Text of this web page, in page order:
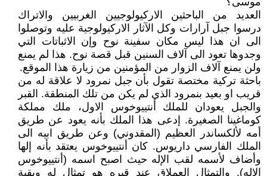
العديد من الباحثين الاركيولوجيين الغربيين والاتراك
درسوا جبل آرارات وكل الآثار الاركيولوجية عليه وتوصلوا
الى ان هذا ليس مكان سفينة نوح وإن الاثباتات التي
وجدوها تعود الى آلاف السنين قبل قصة نوح. هذا لم يمنع
ولن يمنع آلاف الزوار من المؤمنين من زيارة هذا الموقع.
باحثة تركية مختصة تقول بأن جبل نمرود لا علاقة له من
قريب او بعيد بنمرود الذي لم يكن من تلك المنطقة. القبر
والجبل يعودان للملك أنتييوخوس الاول، ملك مملكة
كوماغينا الصغيرة. إدعى هذا الملك بأنه يعود عن طريق
أمه لألكساندر العظيم (المقدوني) وعن طريق ابيه الى
الملك الفارسي داريوس. كان أنتييوخوس يعتقد بأنه إلها
وأضاف لأسمه لقب الإله حيث اصبح اسمه (أنتييوخوس
الإله). والتمثال العملاق عند قبره هو تمثال له وبقية